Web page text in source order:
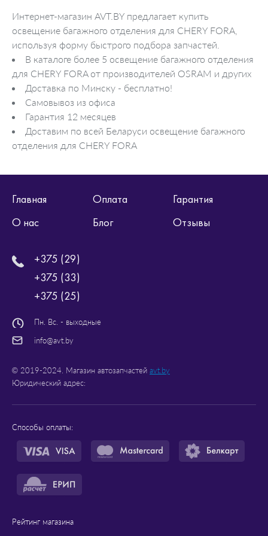
Интернет-магазин AVT.BY предлагает купить
освещение багажного отделения для CHERY FORA,
используя форму быстрого подбора запчастей.
В каталоге более 5 освещение багажного отделения
для CHERY FORA от производителей OSRAM и других
Доставка по Минску - бесплатно!
Самовывоз из офиса
Гарантия 12 месяцев
Доставим по всей Беларуси освещение багажного
отделения для CHERY FORA
Главная Оплата
Гарантия
О нас
Блог Отзывы
+375 (29)
+375 (33)
+375 (25)
Пн. Вс. - выходные
info@avt.by
© 2019-2024. Магазин автозапчастей avt.by
Юридический адрес:
Способы оплаты:
Рейтинг магазина